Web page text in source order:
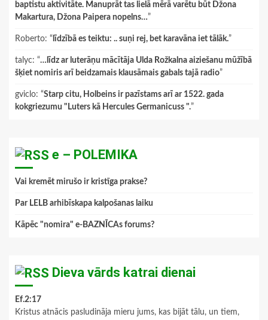
baptistu aktivitāte. Manuprāt tas lielā mērā varētu būt Džona
Makartura, Džona Paipera nopelns…”
Roberto: “ līdzībā es teiktu: .. suņi rej, bet karavāna iet tālāk.”
talyc: “…līdz ar luterāņu mācītāja Ulda Rožkalna aiziešanu mūžībā
šķiet nomiris arī beidzamais klausāmais gabals tajā radio”
gviclo: “Starp citu, Holbeins ir pazīstams arī ar 1522. gada
kokgriezumu "Luters kā Hercules Germanicuss ".”
e – POLEMIKA
Vai kremēt mirušo ir kristīga prakse?
Par LELB arhibīskapa kalpošanas laiku
Kāpēc "nomira" e-BAZNĪCAs forums?
Dieva vārds katrai dienai
Ef.2:17
Kristus atnācis pasludināja mieru jums, kas bijāt tālu, un tiem,